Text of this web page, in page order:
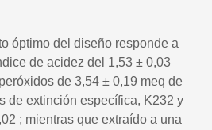
óptimo del diseño responde a
de acidez del 1,53 ± 0,03
de 3,54 ± 0,19 meq de
de extinción específica, K232 y
; mientras que extraído a una